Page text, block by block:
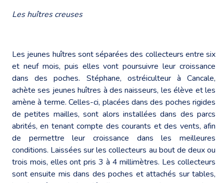
Les huîtres creuses
Les jeunes huîtres sont séparées des collecteurs entre six
et neuf mois, puis elles vont poursuivre leur croissance
dans des poches. Stéphane, ostréiculteur à Cancale,
achète ses jeunes huîtres à des naisseurs, les élève et les
amène à terme. Celles-ci, placées dans des poches rigides
de petites mailles, sont alors installées dans des parcs
abrités, en tenant compte des courants et des vents, afin
de permettre leur croissance dans les meilleures
conditions. Laissées sur les collecteurs au bout de deux ou
trois mois, elles ont pris 3 à 4 millimètres. Les collecteurs
sont ensuite mis dans des poches et attachés sur tables,